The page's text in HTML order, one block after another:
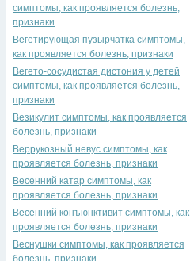
симптомы, как проявляется болезнь,
признаки
Вегетирующая пузырчатка симптомы,
как проявляется болезнь, признаки
Вегето-сосудистая дистония у детей
симптомы, как проявляется болезнь,
признаки
Везикулит симптомы, как проявляется
болезнь, признаки
Веррукозный невус симптомы, как
проявляется болезнь, признаки
Весенний катар симптомы, как
проявляется болезнь, признаки
Весенний конъюнктивит симптомы, как
проявляется болезнь, признаки
Веснушки симптомы, как проявляется
болезнь, признаки